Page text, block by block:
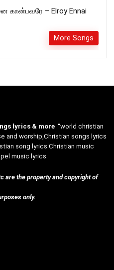
கான்பவரே – Elroy Ennai
More Songs
lyrics & more “world christian
and worship,Christian songs lyrics
song lyrics Christian music
music lyrics.
are the property and copyright of
only.